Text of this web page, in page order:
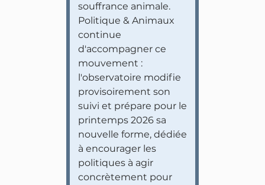
souffrance animale.
Politique & Animaux
continue
d'accompagner ce
mouvement :
l'observatoire modifie
provisoirement son
suivi et prépare pour le
printemps 2026 sa
nouvelle forme, dédiée
à encourager les
politiques à agir
concrètement pour